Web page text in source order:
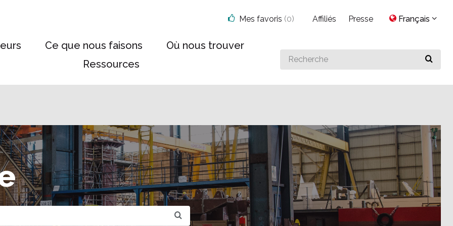
Ce que nous faisons
Où nous trouver
Ressources
Search
for
Mes favoris (0) Affiliés Presse Français